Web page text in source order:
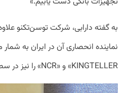
به گفته دارابی، شرکت توسن‌تکنو
‌نماینده انحصاری آن در ایران به
«KINGTELLER و «NCR» را نیز در سطح کشور پشتیبانی می‌کند.